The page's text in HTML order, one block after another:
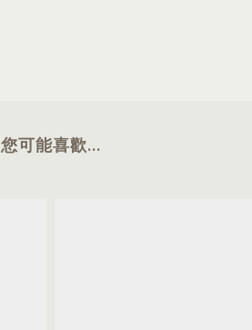
您可能喜歡...